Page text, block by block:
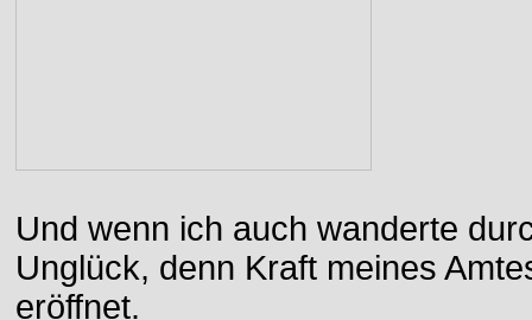
Und wenn ich auch wanderte
Unglück, denn Kraft meines
eröffnet.